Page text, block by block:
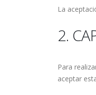
La
2.
Para
aceptar